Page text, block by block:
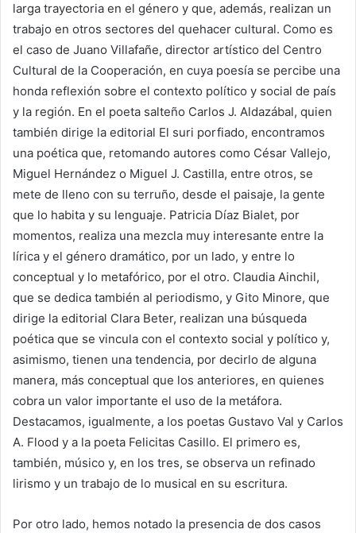
larga trayectoria en el género y que, además, realizan un
trabajo en otros sectores del quehacer cultural. Como es
el caso de Juano Villafañe, director artístico del Centro
Cultural de la Cooperación, en cuya poesía se percibe una
honda reflexión sobre el contexto político y social de país
y la región. En el poeta salteño Carlos J. Aldazábal, quien
también dirige la editorial El suri porfiado, encontramos
una poética que, retomando autores como César Vallejo,
Miguel Hernández o Miguel J. Castilla, entre otros, se
mete de lleno con su terruño, desde el paisaje, la gente
que lo habita y su lenguaje. Patricia Díaz Bialet, por
momentos, realiza una mezcla muy interesante entre la
lírica y el género dramático, por un lado, y entre lo
conceptual y lo metafórico, por el otro. Claudia Ainchil,
que se dedica también al periodismo, y Gito Minore, que
dirige la editorial Clara Beter, realizan una búsqueda
poética que se vincula con el contexto social y político y,
asimismo, tienen una tendencia, por decirlo de alguna
manera, más conceptual que los anteriores, en quienes
cobra un valor importante el uso de la metáfora.
Destacamos, igualmente, a los poetas Gustavo Val y Carlos
A. Flood y a la poeta Felicitas Casillo. El primero es,
también, músico y, en los tres, se observa un refinado
lirismo y un trabajo de lo musical en su escritura.
Por otro lado, hemos notado la presencia de dos casos